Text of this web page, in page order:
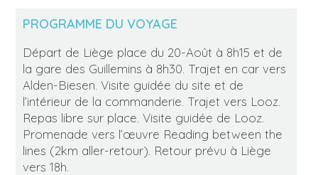
PROGRAMME DU VOYAGE
Départ de Liège place du 20-Août à 8h15 et de
la gare des Guillemins à 8h30. Trajet en car vers
Alden-Biesen. Visite guidée du site et de
l’intérieur de la commanderie. Trajet vers Looz.
Repas libre sur place. Visite guidée de Looz.
Promenade vers l’œuvre Reading between the
lines (2km aller-retour). Retour prévu à Liège
vers 18h.